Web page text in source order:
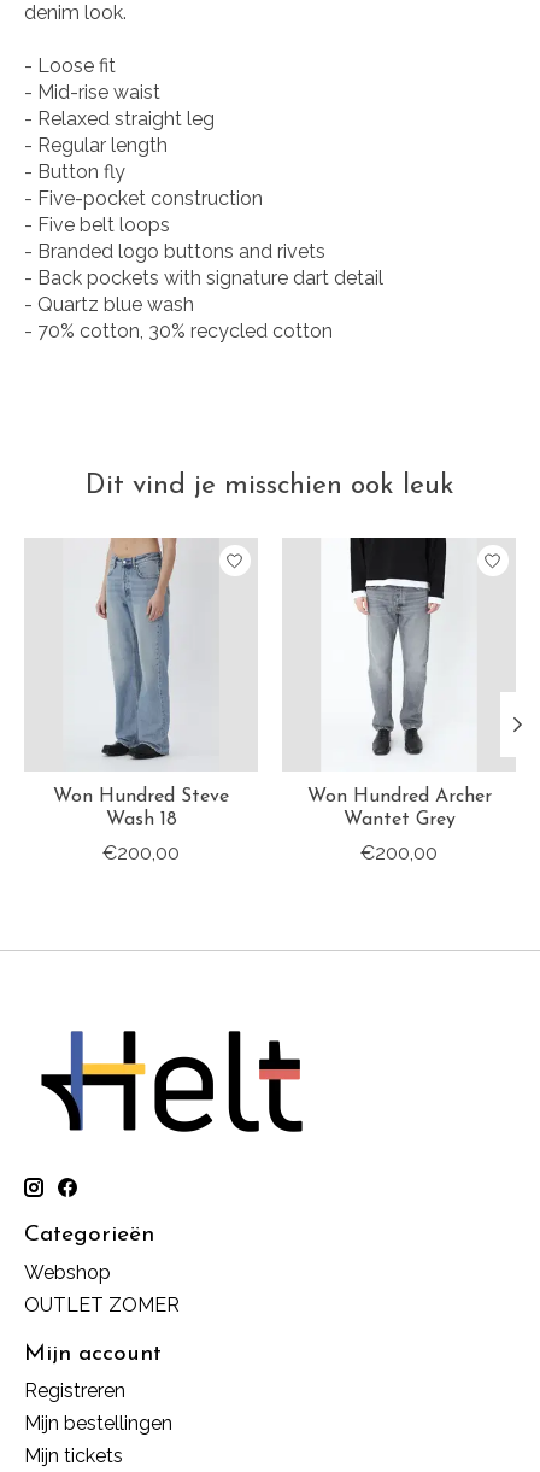
denim look.
- Loose fit
- Mid-rise waist
- Relaxed straight leg
- Regular length
- Button fly
- Five-pocket construction
- Five belt loops
- Branded logo buttons and rivets
- Back pockets with signature dart detail
- Quartz blue wash
- 70% cotton, 30% recycled cotton
Dit vind je misschien ook leuk
Items van productcarrousel
Won Hundred Steve
Wash 18
€200,00
Won Hundred Archer
Wantet Grey
€200,00
Categorieën
Webshop
OUTLET ZOMER
Mijn account
Registreren
Mijn bestellingen
Mijn tickets